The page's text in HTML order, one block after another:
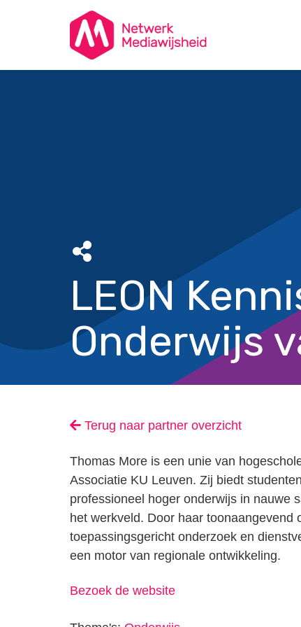
LEON
Onderwijs
Terug naar partner overzicht
Thomas More is een unie van
Associatie KU Leuven. Zij biedt
professioneel hoger onderwijs in nauwe
het werkveld. Door haar toonaangevend
toepassingsgericht onderzoek en
een motor van regionale ontwikkeling.
Bezoek de website